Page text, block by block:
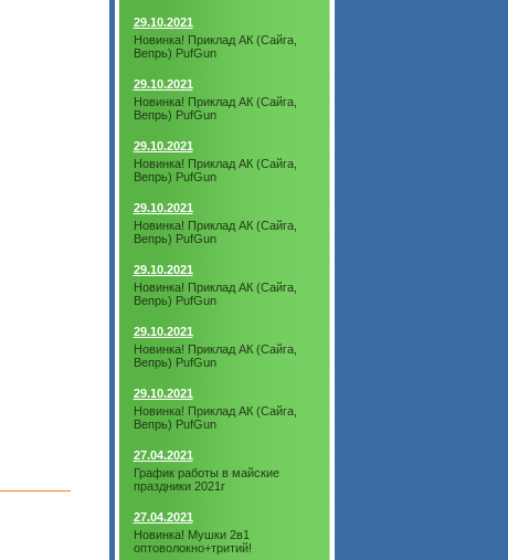
29.10.2021
Новинка! Приклад АК (Сайга,
Вепрь) PufGun
29.10.2021
Новинка! Приклад АК (Сайга,
Вепрь) PufGun
29.10.2021
Новинка! Приклад АК (Сайга,
Вепрь) PufGun
29.10.2021
Новинка! Приклад АК (Сайга,
Вепрь) PufGun
29.10.2021
Новинка! Приклад АК (Сайга,
Вепрь) PufGun
29.10.2021
Новинка! Приклад АК (Сайга,
Вепрь) PufGun
29.10.2021
Новинка! Приклад АК (Сайга,
Вепрь) PufGun
27.04.2021
График работы в майские
праздники 2021г
27.04.2021
Новинка! Мушки 2в1
оптоволокно+тритий!